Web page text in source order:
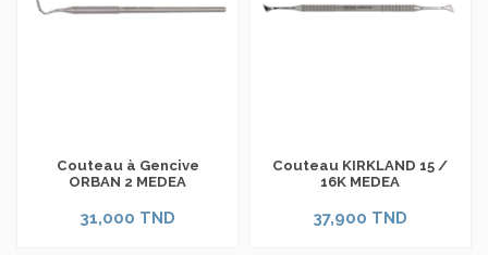
Couteau à Gencive
ORBAN 2 MEDEA
31,000 TND
Couteau KIRKLAND 15 /
16K MEDEA
37,900 TND